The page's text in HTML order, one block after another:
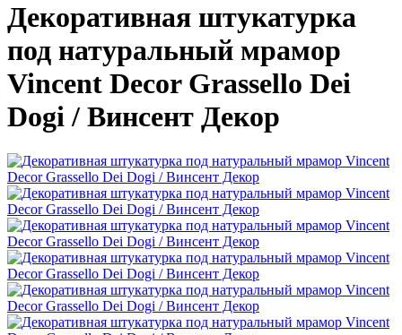
Декоративная штукатурка
под натуральный мрамор
Vincent Decor Grassello Dei
Dogi / Винсент Декор